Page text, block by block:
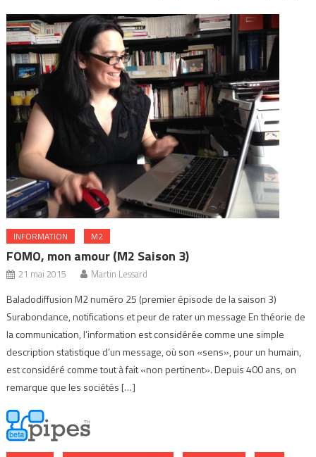
INFORMATION M2
FOMO, mon amour (M2 Saison 3)
21 mai 2015 Martin Lessard
Baladodiffusion M2 numéro 25 (premier épisode de la saison 3)
Surabondance, notifications et peur de rater un message En théorie de
la communication, l’information est considérée comme une simple
description statistique d’un message, où son «sens», pour un humain,
est considéré comme tout à fait «non pertinent». Depuis 400 ans, on
remarque que les sociétés […]